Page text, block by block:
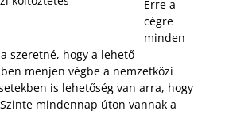
Erre a
cégre
minden
szeretné, hogy a lehető
menjen végbe a nemzetközi
is lehetőség van arra, hogy
mindennap úton vannak a